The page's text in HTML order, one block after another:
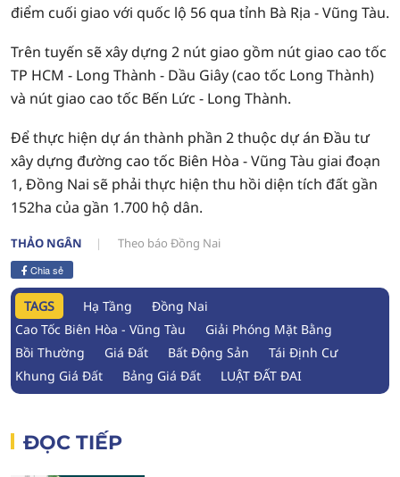
điểm cuối giao với quốc lộ 56 qua tỉnh Bà Rịa - Vũng Tàu.
Trên tuyến sẽ xây dựng 2 nút giao gồm nút giao cao tốc
TP HCM - Long Thành - Dầu Giây (cao tốc Long Thành)
và nút giao cao tốc Bến Lức - Long Thành.
Để thực hiện dự án thành phần 2 thuộc dự án Đầu tư
xây dựng đường cao tốc Biên Hòa - Vũng Tàu giai đoạn
1, Đồng Nai sẽ phải thực hiện thu hồi diện tích đất gần
152ha của gần 1.700 hộ dân.
THẢO NGÂN Theo báo Đồng Nai
Chia sẻ
TAGS Hạ Tầng
Đồng Nai
Cao Tốc Biên Hòa - Vũng Tàu
Giải Phóng Mặt Bằng
Bồi Thường
Giá Đất Bất Động Sản
Tái Định Cư
Khung Giá Đất
Bảng Giá Đất LUẬT ĐẤT ĐAI
ĐỌC TIẾP